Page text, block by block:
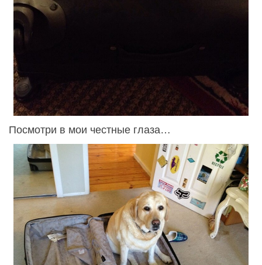
Посмотри в мои честные глаза…